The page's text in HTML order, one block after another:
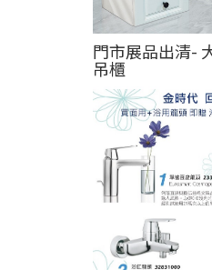
門市展品出清-
吊櫃